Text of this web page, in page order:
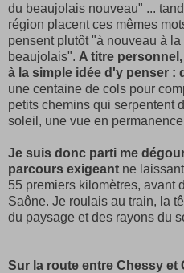
du beaujolais nouveau" ...
région placent ces mêmes
pensent plutôt "à nouveau à
beaujolais". A titre
à la simple idée d'y penser :
une centaine de cols pour
petits chemins qui serpentent
soleil, une vue en
Je suis donc parti me
parcours exigeant ne
55 premiers kilomètres, avant
Saône. Je roulais au train, la
du paysage et des rayons du
Sur la route entre Chessy et